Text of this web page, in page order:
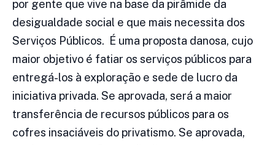
por gente que vive na base da pirâmide da
desigualdade social e que mais necessita dos
Serviços Públicos. É uma proposta danosa, cujo
maior objetivo é fatiar os serviços públicos para
entregá-los à exploração e sede de lucro da
iniciativa privada. Se aprovada, será a maior
transferência de recursos públicos para os
cofres insaciáveis do privatismo. Se aprovada,